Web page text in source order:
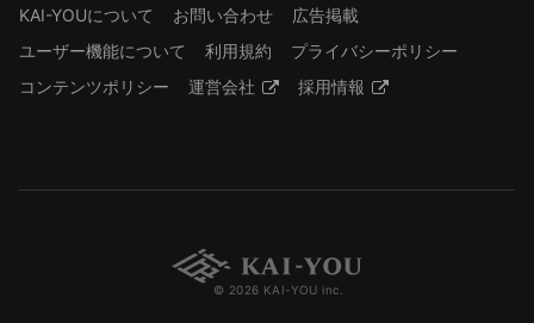
KAI-YOUについて
お問い合わせ
広告掲載
ユーザー機能について
利用規約
プライバシーポリシー
コンテンツポリシー
運営会社 採用情報
© 2026 KAI-YOU inc.